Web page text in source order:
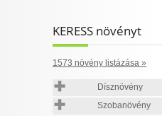
KERESS növényt
1573 növény listázása »
Dísznövény
Szobanövény